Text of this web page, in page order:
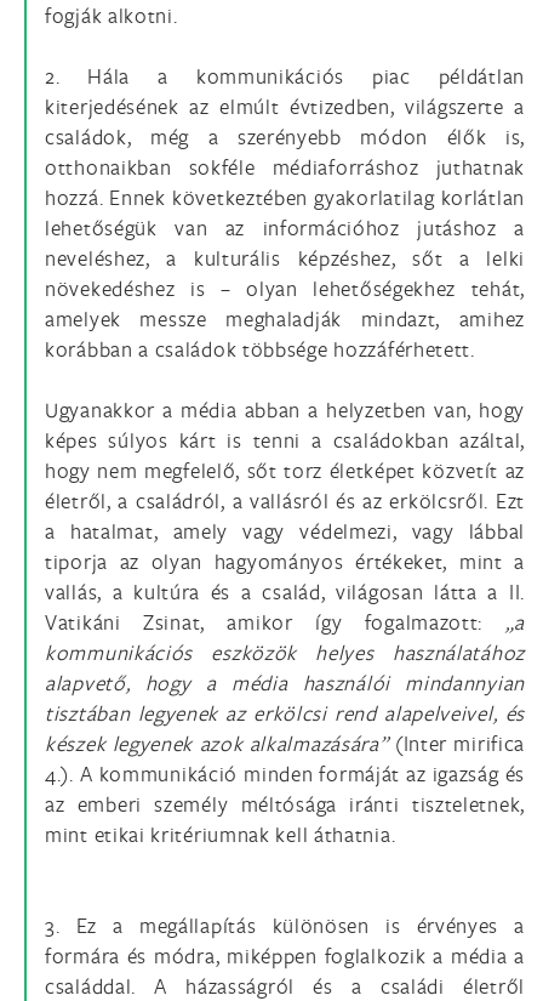
fogják alkotni.
2. Hála a kommunikációs piac példátlan
kiterjedésének az elmúlt évtizedben, világszerte a
családok, még a szerényebb módon élők is,
otthonaikban sokféle médiaforráshoz juthatnak
hozzá. Ennek következtében gyakorlatilag korlátlan
lehetőségük van az információhoz jutáshoz a
neveléshez, a kulturális képzéshez, sőt a lelki
növekedéshez is – olyan lehetőségekhez tehát,
amelyek messze meghaladják mindazt, amihez
korábban a családok többsége hozzáférhetett.
Ugyanakkor a média abban a helyzetben van, hogy
képes súlyos kárt is tenni a családokban azáltal,
hogy nem megfelelő, sőt torz életképet közvetít az
életről, a családról, a vallásról és az erkölcsről. Ezt
a hatalmat, amely vagy védelmezi, vagy lábbal
tiporja az olyan hagyományos értékeket, mint a
vallás, a kultúra és a család, világosan látta a II.
Vatikáni Zsinat, amikor így fogalmazott: „a
kommunikációs eszközök helyes használatához
alapvető, hogy a média használói mindannyian
tisztában legyenek az erkölcsi rend alapelveivel, és
készek legyenek azok alkalmazására”(Inter mirifica
4.). A kommunikáció minden formáját az igazság és
az emberi személy méltósága iránti tiszteletnek,
mint etikai kritériumnak kell áthatnia.
3. Ez a megállapítás különösen is érvényes a
formára és módra, miképpen foglalkozik a média a
családdal. A házasságról és a családi életről